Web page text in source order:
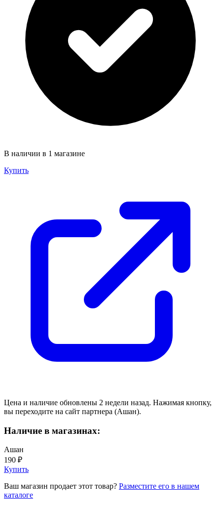
В наличии в 1 магазине
Купить
Цена и наличие обновлены 2 недели назад. Нажимая кнопку,
вы переходите на сайт партнера (Ашан).
Наличие в магазинах:
Ашан
190 ₽
Купить
Ваш магазин продает этот товар? Разместите его в нашем
каталоге